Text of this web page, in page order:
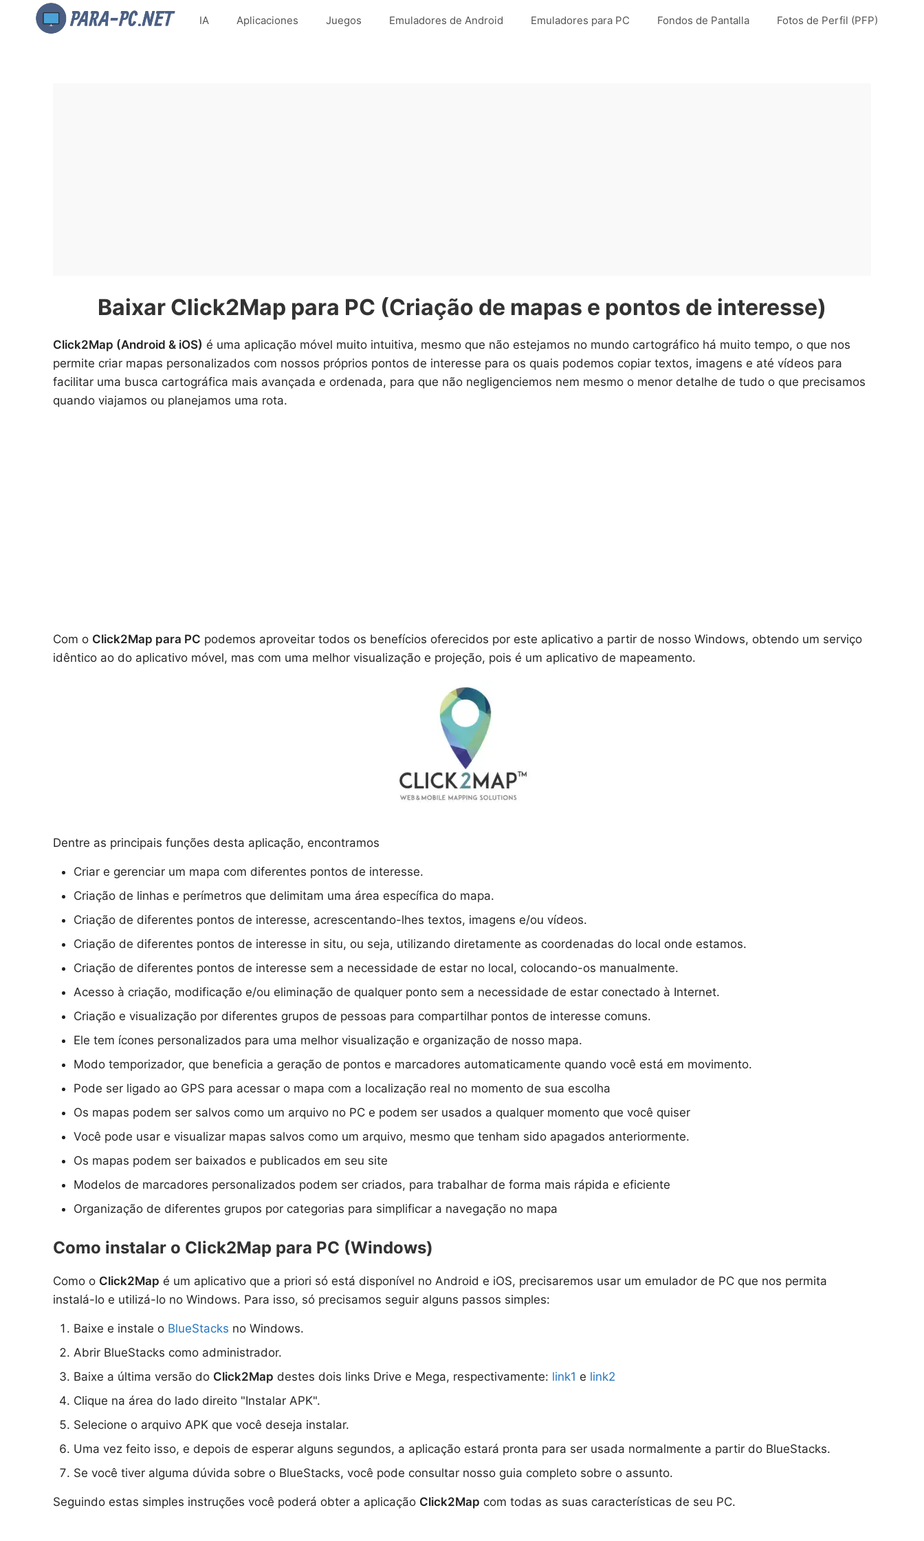
IA Aplicaciones Juegos Emuladores de Android Emuladores para PC Fondos de Pantalla Fotos de Perfil (PFP)
Baixar Click2Map para PC (Criação de mapas e pontos de interesse)
Click2Map (Android & iOS) é uma aplicação móvel muito intuitiva, mesmo que não estejamos no mundo cartográfico há muito tempo, o que nos
permite criar mapas personalizados com nossos próprios pontos de interesse para os quais podemos copiar textos, imagens e até vídeos para
facilitar uma busca cartográfica mais avançada e ordenada, para que não negligenciemos nem mesmo o menor detalhe de tudo o que precisamos
quando viajamos ou planejamos uma rota.
Com o Click2Map para PC podemos aproveitar todos os benefícios oferecidos por este aplicativo a partir de nosso Windows, obtendo um serviço
idêntico ao do aplicativo móvel, mas com uma melhor visualização e projeção, pois é um aplicativo de mapeamento.
Dentre as principais funções desta aplicação, encontramos
Criar e gerenciar um mapa com diferentes pontos de interesse.
Criação de linhas e perímetros que delimitam uma área específica do mapa.
Criação de diferentes pontos de interesse, acrescentando-lhes textos, imagens e/ou vídeos.
Criação de diferentes pontos de interesse in situ, ou seja, utilizando diretamente as coordenadas do local onde estamos.
Criação de diferentes pontos de interesse sem a necessidade de estar no local, colocando-os manualmente.
Acesso à criação, modificação e/ou eliminação de qualquer ponto sem a necessidade de estar conectado à Internet.
Criação e visualização por diferentes grupos de pessoas para compartilhar pontos de interesse comuns.
Ele tem ícones personalizados para uma melhor visualização e organização de nosso mapa.
Modo temporizador, que beneficia a geração de pontos e marcadores automaticamente quando você está em movimento.
Pode ser ligado ao GPS para acessar o mapa com a localização real no momento de sua escolha
Os mapas podem ser salvos como um arquivo no PC e podem ser usados a qualquer momento que você quiser
Você pode usar e visualizar mapas salvos como um arquivo, mesmo que tenham sido apagados anteriormente.
Os mapas podem ser baixados e publicados em seu site
Modelos de marcadores personalizados podem ser criados, para trabalhar de forma mais rápida e eficiente
Organização de diferentes grupos por categorias para simplificar a navegação no mapa
Como instalar o Click2Map para PC (Windows)
Como o Click2Map é um aplicativo que a priori só está disponível no Android e iOS, precisaremos usar um emulador de PC que nos permita
instalá-lo e utilizá-lo no Windows. Para isso, só precisamos seguir alguns passos simples:
Baixe e instale o BlueStacks no Windows.
Abrir BlueStacks como administrador.
Baixe a última versão do Click2Map destes dois links Drive e Mega, respectivamente: link1 e link2
Clique na área do lado direito "Instalar APK".
Selecione o arquivo APK que você deseja instalar.
Uma vez feito isso, e depois de esperar alguns segundos, a aplicação estará pronta para ser usada normalmente a partir do BlueStacks.
Se você tiver alguma dúvida sobre o BlueStacks, você pode consultar nosso guia completo sobre o assunto.
Seguindo estas simples instruções você poderá obter a aplicação Click2Map com todas as suas características de seu PC.